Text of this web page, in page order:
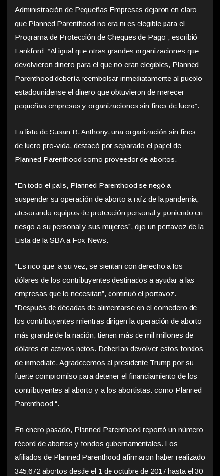
Administración de Pequeñas Empresas dejaron en claro
que Planned Parenthood no era ni es elegible para el
Programa de Protección de Cheques de Pago”, escribió
Lankford. “Al igual que otras grandes organizaciones que
devolvieron dinero para el que no eran elegibles, Planned
Parenthood debería reembolsar inmediatamente al pueblo
estadounidense el dinero que obtuvieron de merecer
pequeñas empresas y organizaciones sin fines de lucro”.
La lista de Susan B. Anthony, una organización sin fines
de lucro pro-vida, destacó por separado el papel de
Planned Parenthood como proveedor de abortos.
“En todo el país, Planned Parenthood se negó a
suspender su operación de aborto a raíz de la pandemia,
atesorando equipos de protección personal y poniendo en
riesgo a su personal y sus mujeres”, dijo un portavoz de la
Lista de la SBA a Fox News.
“Es rico que, a su vez, se sientan con derecho a los
dólares de los contribuyentes destinados a ayudar a las
empresas que lo necesitan”, continuó el portavoz.
“Después de décadas de alimentarse en el comedero de
los contribuyentes mientras dirigen la operación de aborto
más grande de la nación, tienen más de mil millones de
dólares en activos netos. Deberían devolver estos fondos
de inmediato. Agradecemos al presidente Trump por su
fuerte compromiso para detener el financiamiento de los
contribuyentes al aborto y a los abortistas. como Planned
Parenthood “.
En enero pasado, Planned Parenthood reportó un número
récord de abortos y fondos gubernamentales. Los
afiliados de Planned Parenthood afirmaron haber realizado
345,672 abortos desde el 1 de octubre de 2017 hasta el 30